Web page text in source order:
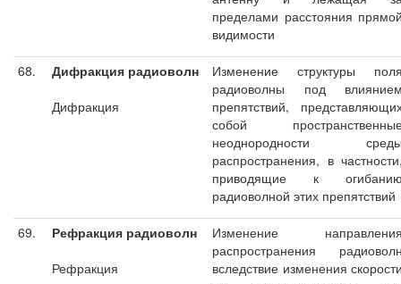
пределами расстояния
видимости
68.
Дифракция радиоволн
Дифракция
Изменение структуры
радиоволны под
препятствий,
собой
неоднородности
распространения, в
приводящие к
радиоволной этих препятствий
69.
Рефракция радиоволн
Рефракция
Изменение
распространения
вследствие изменения